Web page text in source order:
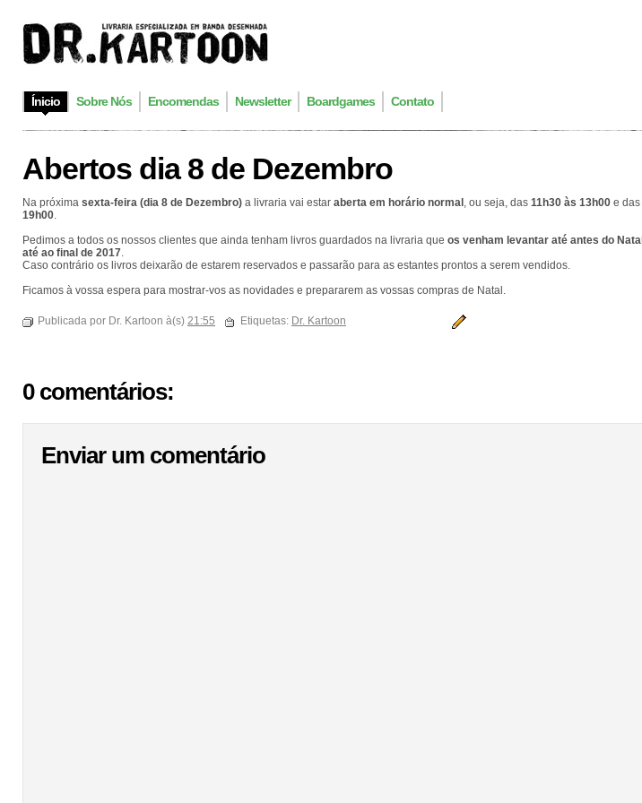
Ínicio Sobre Nós Encomendas Newsletter Boardgames Contato
Abertos dia 8 de Dezembro
Na próxima sexta-feira (dia 8 de Dezembro) a livraria vai estar aberta em horário normal , ou seja, das 11h30 às 13h00 e das
19h00.
Pedimos a todos os nossos clientes que ainda tenham livros guardados na livraria que os venham levantar até antes do Natal
até ao final de 2017.
Caso contrário os livros deixarão de estarem reservados e passarão para as estantes prontos a serem vendidos.
Ficamos à vossa espera para mostrar-vos as novidades e prepararem as vossas compras de Natal.
Publicada por Dr. Kartoon à(s) 21:55 Etiquetas: Dr. Kartoon
0 comentários:
Enviar um comentário